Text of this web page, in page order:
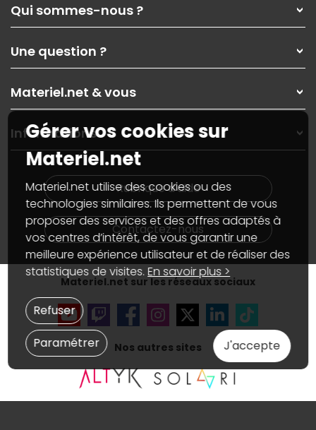
Qui sommes-nous ?
Nos services
Les magasins Materiel.net
Nos solutions pour les pros
Contactez-nous
Une question ?
Paiement, livraison
Garanties,Pack Zen
SAV, demander un retour
Informations
Guides d'achats et tutoriels
Materiel.net & vous
On répare votre PC portable
On rachète votre carte graphique
PC sur mesure : Votre RDV personnalisé
Notre démarche écologique
Materiel.net recrute
Notre programme d'affiliation
Partenariat & Sponsoring
Informations
Plan du site
Nos marques
Conditions générales de vente
Marketplace
Informations légales
Données personnellesetcookies
Gérer vos cookies
Accessibilité : non conforme
Rubrique d'aide
Contactez-nous
Materiel.net sur les réseaux sociaux
Nos autres sites
Gérer vos cookies sur
Materiel.net
Materiel.net utilise des cookies ou des
technologies similaires. Ils permettent de vous
proposer des services et des offres adaptés à
vos centres d’intérêt, de vous garantir une
meilleure expérience utilisateur et de réaliser des
statistiques de visites.En savoir plus >
J'accepte
Paramétrer
Refuser